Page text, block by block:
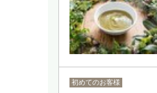
初めてのお客様